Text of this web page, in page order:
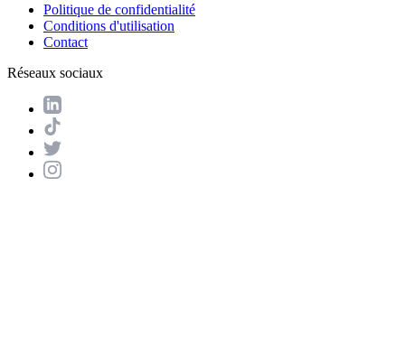
Politique de confidentialité
Conditions d'utilisation
Contact
Réseaux sociaux